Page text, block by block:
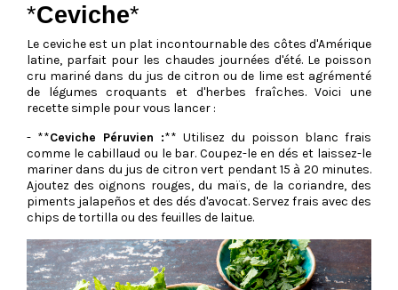
*Ceviche*
Le ceviche est un plat incontournable des côtes d'Amérique
latine, parfait pour les chaudes journées d'été. Le poisson
cru mariné dans du jus de citron ou de lime est agrémenté
de légumes croquants et d'herbes fraîches. Voici une
recette simple pour vous lancer :
- **Ceviche Péruvien :** Utilisez du poisson blanc frais
comme le cabillaud ou le bar. Coupez-le en dés et laissez-le
mariner dans du jus de citron vert pendant 15 à 20 minutes.
Ajoutez des oignons rouges, du maïs, de la coriandre, des
piments jalapeños et des dés d'avocat. Servez frais avec des
chips de tortilla ou des feuilles de laitue.